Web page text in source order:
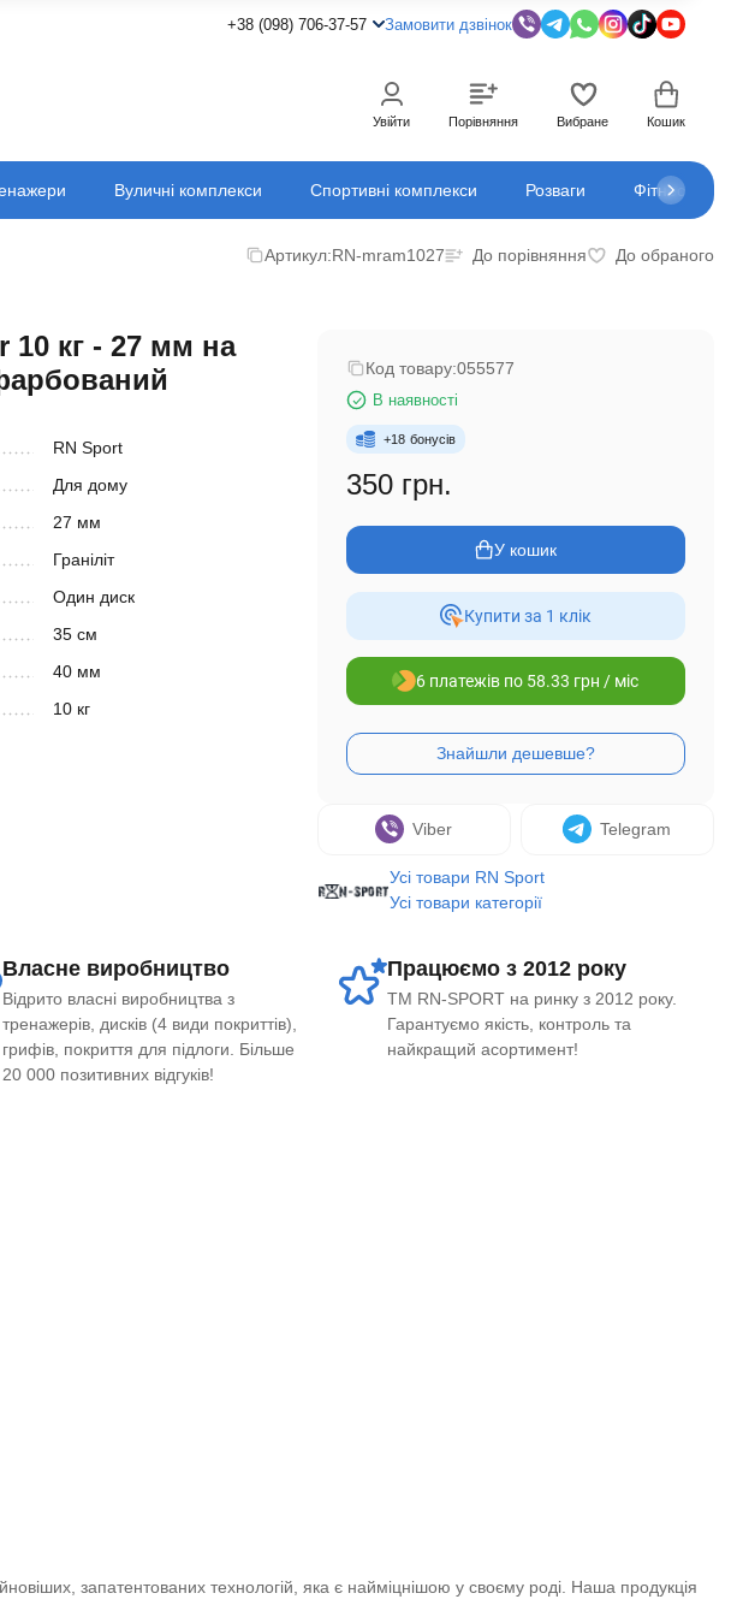
+38 (098) 706-37-57 Замовити дзвінок
Увійти Порівняння Вибране Кошик
Вуличні комплекси Спортивні комплекси Розваги Фітнес
Артикул:RN-mram1027 До порівняння До обраного
10 кг - 27 мм на
RN Sport
Для дому
27 мм
Граніліт
Один диск
35 см
40 мм
10 кг
Код товару:055577
В наявності
+18 бонусів
350 грн.
У кошик
Купити за 1 клiк
6 платежів по 58.33 грн / міс
Viber Telegram
Усі товари RN Sport
Усі товари категорії
Власне виробництво
Відрито власні виробництва з
тренажерів, дисків (4 види покриттів),
грифів, покриття для підлоги. Більше
20 000 позитивних відгуків!
Працюємо з 2012 року
ТМ RN-SPORT на ринку з 2012 року.
Гарантуємо якість, контроль та
найкращий асортимент!
запатентованих технологій, яка є найміцнішою у своєму роді. Наша продукція